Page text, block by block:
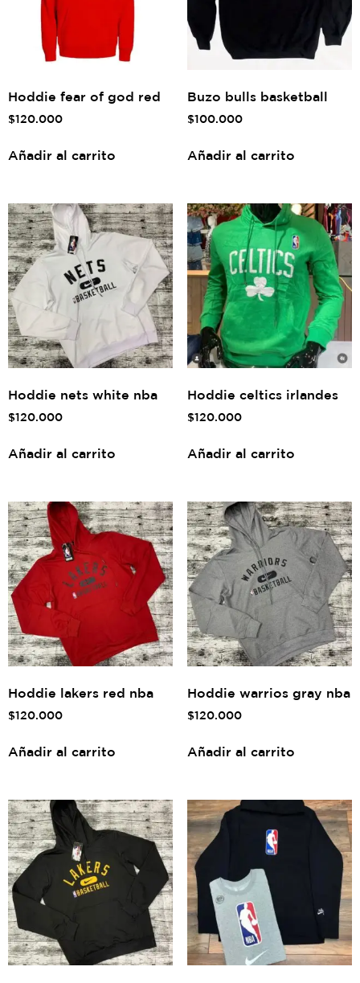
Hoddie fear of god red
$120.000
Añadir al carrito
Buzo bulls basketball
$100.000
Añadir al carrito
Hoddie nets white nba
$120.000
Añadir al carrito
Hoddie celtics irlandes
$120.000
Añadir al carrito
Hoddie lakers red nba
$120.000
Añadir al carrito
Hoddie warrios gray nba
$120.000
Añadir al carrito